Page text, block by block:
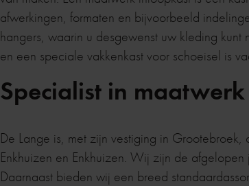
afwerkingen, formaten en bijvoorbeeld
hangers, waarin u desgewenst uw kleding
en een speciale vakkenkast voor schoeisel is
Specialist in
De Lange is, met zijn vestiging in
Enkhuizen en Enkhuizen. Wij zijn de
Daarnaast bieden wij een breed